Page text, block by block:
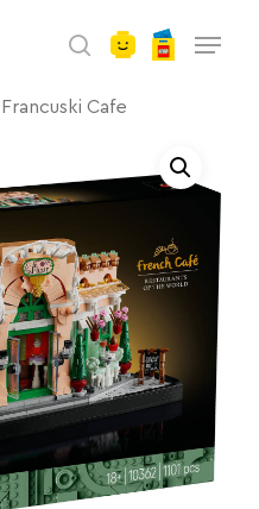
search
Francuski Cafe